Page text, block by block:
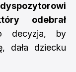
dyspozytorowi
odebrał
decyzja, by
dała dziecku